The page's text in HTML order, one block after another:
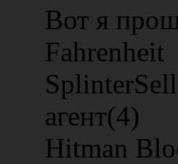
Вот я
Fahrenheit
агент(4)
Hitman